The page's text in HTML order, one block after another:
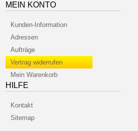
MEIN KONTO
Kunden-Information
Adressen
Aufträge
Vertrag widerrufen
Mein Warenkorb
HILFE
Kontakt
Sitemap